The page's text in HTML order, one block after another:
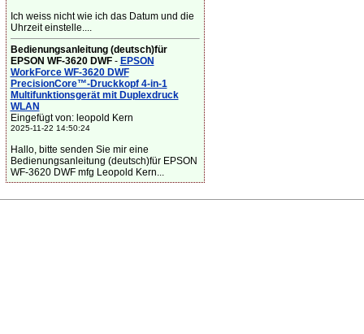
Ich weiss nicht wie ich das Datum und die
Uhrzeit einstelle....
Bedienungsanleitung (deutsch)für
EPSON WF-3620 DWF- EPSON
WorkForce WF-3620 DWF
PrecisionCore™-Druckkopf 4-in-1
Multifunktionsgerät mit Duplexdruck
WLAN
Eingefügt von: leopold Kern
2025-11-22 14:50:24
Hallo, bitte senden Sie mir eine
Bedienungsanleitung (deutsch)für EPSON
WF-3620 DWF mfg Leopold Kern...